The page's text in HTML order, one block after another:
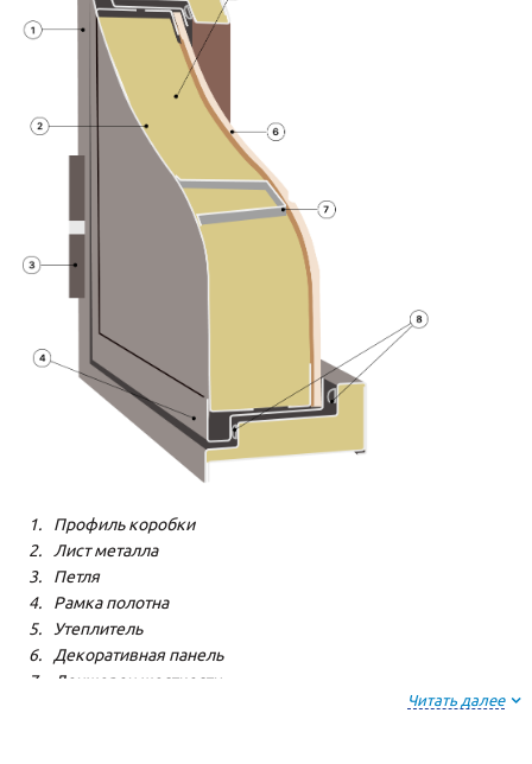
Профиль коробки
Лист металла
Петля
Рамка полотна
Утеплитель
Декоративная панель
Лонжерон жесткости
Читать далее